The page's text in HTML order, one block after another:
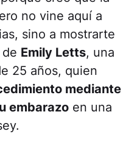
no vine aquí a
sino a mostrarte
Emily Letts, una
25 años, quien
mediante
embarazo en una